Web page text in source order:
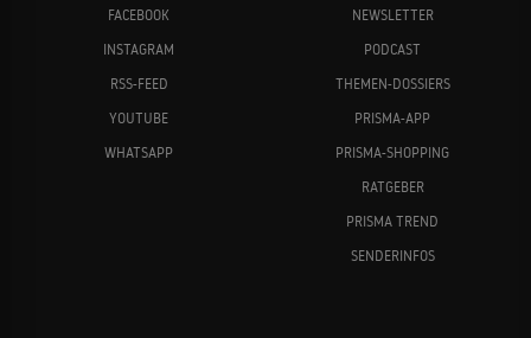
FACEBOOK
INSTAGRAM
RSS-FEED
YOUTUBE
WHATSAPP
NEWSLETTER
PODCAST
THEMEN-DOSSIERS
PRISMA-APP
PRISMA-SHOPPING
RATGEBER
PRISMA TREND
SENDERINFOS